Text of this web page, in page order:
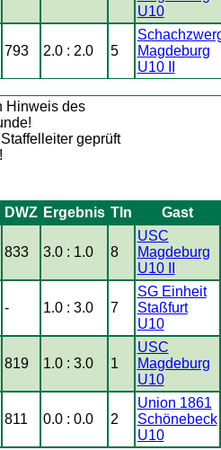
U10
793 2.0 : 2.0 5
Magdeburg
U10 II
DWZ Ergebnis Tln Gast
833 3.0 : 1.0 8
USC
Magdeburg
U10 II
- 1.0 : 3.0 7
SG Einheit
Staßfurt
U10
819 1.0 : 3.0 1
USC
Magdeburg
U10
811 0.0 : 0.0 2
Union 1861
Schönebeck
U10